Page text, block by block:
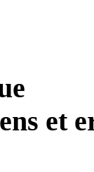
et